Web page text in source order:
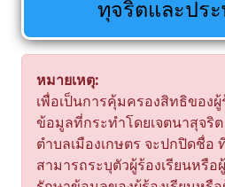
ทุจริตและปร
หมายเหตุ:
เพื่อเป็นการคุ้มครองสิทธิของผู้
ข้อมูลที่กระทำโดยเจตนาสุจริ
ตำบลเมืองเกษตร จะปกปิดชื่อ
สามารถระบุตัวผู้ร้องเรียนหรือ